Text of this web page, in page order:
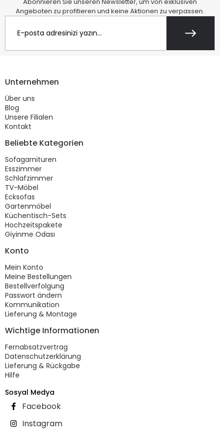
Angeboten zu profitieren und keine Aktionen zu verpassen.
Unternehmen
Über uns
Blog
Unsere Filialen
Kontakt
Beliebte Kategorien
Sofagarnituren
Esszimmer
Schlafzimmer
TV-Möbel
Ecksofas
Gartenmöbel
Küchentisch-Sets
Hochzeitspakete
Giyinme Odası
Konto
Mein Konto
Meine Bestellungen
Bestellverfolgung
Passwort ändern
Kommunikation
Lieferung & Montage
Wichtige Informationen
Fernabsatzvertrag
Datenschutzerklärung
Lieferung & Rückgabe
Hilfe
Sosyal Medya
Facebook
Instagram